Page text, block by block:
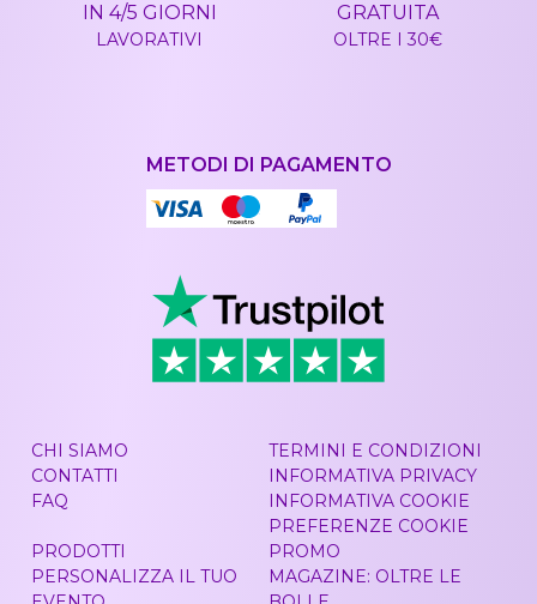
IN 4/5 GIORNI
LAVORATIVI
GRATUITA
OLTRE I 30€
METODI DI PAGAMENTO
CHI SIAMO
CONTATTI
FAQ
TERMINI E CONDIZIONI
INFORMATIVA PRIVACY
INFORMATIVA COOKIE
PREFERENZE COOKIE
PRODOTTI
PERSONALIZZA IL TUO
PROMO
MAGAZINE: OLTRE LE